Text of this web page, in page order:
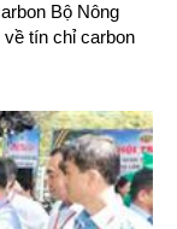
Bộ Nông
tín chỉ carbon